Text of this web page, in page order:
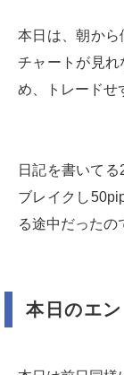
本日は、朝から
チャートが見れ
め、トレードせ
日記を書いて
ブレイクし
る途中だったの
本日のエ